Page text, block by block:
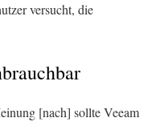
versucht, die
[nach] sollte Veeam